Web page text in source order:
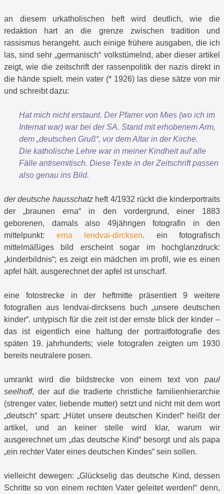
an diesem urkatholischen heft wird deutlich, wie die
redaktion hart an die grenze zwischen tradition und
rassismus herangeht. auch einige frühere ausgaben, die ich
las, sind sehr „germanisch“ volkstümelnd, aber dieser artikel
zeigt, wie die zeitschrift der rassenpolitik der nazis direkt in
die hände spielt. mein vater (* 1926) las diese sätze von mir
und schreibt dazu:
Hat mich nicht erstaunt. Der Pfarrer von Mies (wo ich im
Internat war) war bei der SA. Stand mit erhobenem Arm,
dem „deutschen Gruß“, vor dem Altar in der Kirche.
Die katholische Lehre war in meiner Kindheit auf alle
Fälle antisemitisch. Diese Texte in der Zeitschrift passen
also genau ins Bild.
der deutsche hausschatzheft 4/1932 rückt die kinderportraits
der „braunen erna“ in den vordergrund, einer 1883
geborenen, damals also 49jährigen fotografin in den
mittelpunkt: erna lendvai-dircksen. ein fotografisch
mittelmäßiges bild erscheint sogar im hochglanzdruck:
„kinderbildnis“; es zeigt ein mädchen im profil, wie es einen
apfel hält. ausgerechnet der apfel ist unscharf.
eine fotostrecke in der heftmitte präsentiert 9 weitere
fotografien aus lendvai-dircksens buch „unsere deutschen
kinder“. untypisch für die zeit ist der ernste blick der kinder –
das ist eigentlich eine haltung der portraitfotografie des
späten 19. jahrhunderts; viele fotografen zeigten um 1930
bereits neutralere posen.
umrankt wird die bildstrecke von einem text von paul
seelhoff, der auf die tradierte christliche familienhierarchie
(strenger vater, liebende mutter) setzt und nicht mit dem wort
„deutsch“ spart: „Hütet unsere deutschen Kinder!“ heißt der
artikel, und an keiner stelle wird klar, warum wir
ausgerechnet um „das deutsche Kind“ besorgt und als papa
„ein rechter Vater eines deutschen Kindes“ sein sollen.
vielleicht dewegen: „Glückselig das deutsche Kind, dessen
Schritte so von einem rechten Vater geleitet werden!“ denn,